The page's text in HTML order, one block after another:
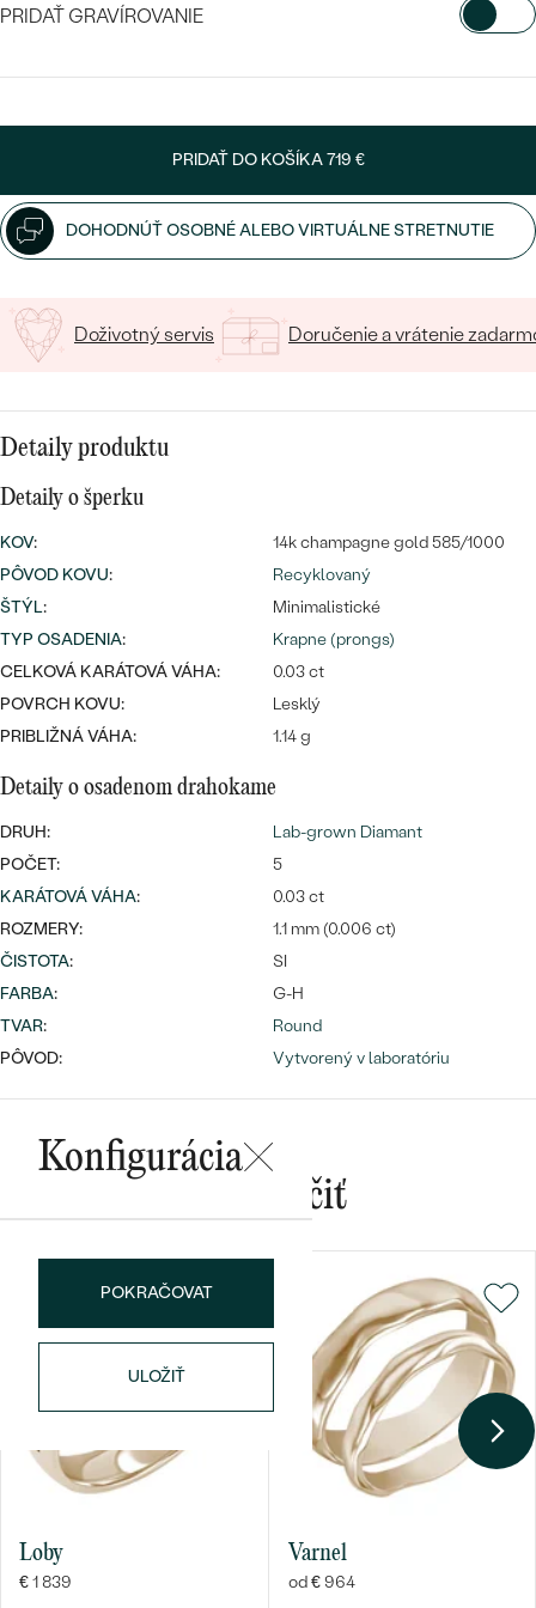
Najpredávanejšie
svadobné
obrúčky
PREZRIEŤ
PLATINA
STRIEBRO
Wave kolekcia
PODĽA ŠTÝLU
SYMBOLICKÉ
MINIMALISTICKÉ
PODĽA PRÍLEŽITOSTI
PODĽA FARBY
PODĽA TVARU DRAHOKAMU
NA MIERU
DIAMANTY
Bestsellery
OBJAVIŤ
Najpredávanejšie
náušnice
PREZRIEŤ
Personalizované
prívesky
LUXUSNÉ
Najpredávanejšie
prstene
PRIDAŤ GRAVÍROVANIE
PRIDAŤ DO KOŠÍKA719 €
DOHODNÚŤ OSOBNÉ ALEBO VIRTUÁLNE STRETNUTIE
Doživotný servis Doručenie a vrátenie
Detaily produktu
Detaily o šperku
KOV:
14k champagne gold 585/1000
PÔVOD KOVU:
Recyklovaný
ŠTÝL:
Minimalistické
TYP OSADENIA:
Krapne (prongs)
CELKOVÁ KARÁTOVÁ VÁHA:
0.03 ct
POVRCH KOVU:
Lesklý
PRIBLIŽNÁ VÁHA:
1.14 g
Detaily o osadenom drahokame
DRUH:
Lab-grown Diamant
POČET:
5
KARÁTOVÁ VÁHA:
0.03 ct
ROZMERY:
1.1 mm (0.006 ct)
ČISTOTA:
SI
FARBA:
G-H
TVAR:
Round
PÔVOD:
Vytvorený v laboratóriu
Konfigurácia
POKRAČOVAT
ULOŽIŤ
Mohlo by sa vám páčiť
Loby
€ 1 839
Varnel
od € 964